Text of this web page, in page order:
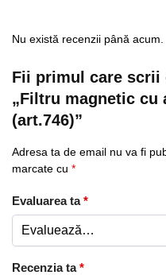
Nu există recenzii până acum.
Fii primul care scrii
„Filtru magnetic cu
(art.746)”
Adresa ta de email nu va fi
marcate cu *
Evaluarea ta*
Recenzia ta*